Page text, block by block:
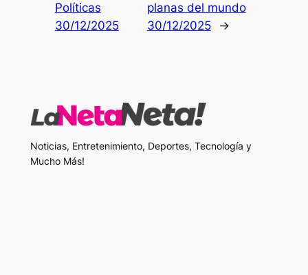
Políticas
30/12/2025
planas del mundo
30/12/2025
→
Noticias, Entretenimiento, Deportes, Tecnología y
Mucho Más!